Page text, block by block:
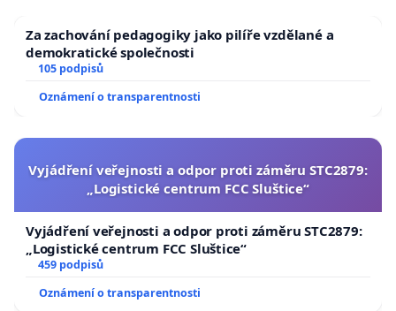
Za zachování pedagogiky jako pilíře vzdělané a
demokratické společnosti
105 podpisů
Oznámení o transparentnosti
Vyjádření veřejnosti a odpor proti záměru STC2879:
„Logistické centrum FCC Sluštice“
Vyjádření veřejnosti a odpor proti záměru STC2879:
„Logistické centrum FCC Sluštice“
459 podpisů
Oznámení o transparentnosti